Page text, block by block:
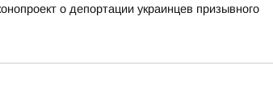
о депортации украинцев призывного